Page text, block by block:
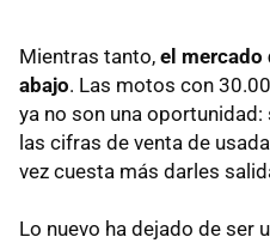
Mientras tanto, el mercado
abajo. Las motos con
ya no son una oportunidad:
las cifras de venta de
vez cuesta más darles
Lo nuevo ha dejado de ser